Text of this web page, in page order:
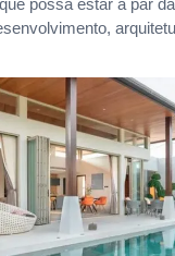
possa estar a par